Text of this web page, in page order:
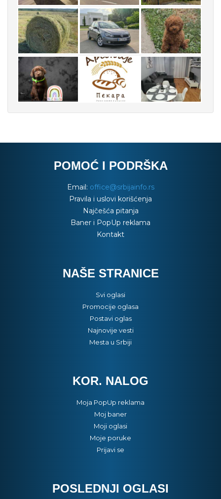
POMOĆ I PODRŠKA
Email: office@srbijainfo.rs
Pravila i uslovi korišćenja
Najčešća pitanja
Baner i PopUp reklama
Kontakt
NAŠE STRANICE
Svi oglasi
Promocije oglasa
Postavi oglas
Najnovije vesti
Mesta u Srbiji
KOR. NALOG
Moja PopUp reklama
Moj baner
Moji oglasi
Moje poruke
Prijavi se
POSLEDNJI OGLASI